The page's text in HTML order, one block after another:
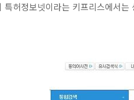
특허정보넷이라는 키프리스에서